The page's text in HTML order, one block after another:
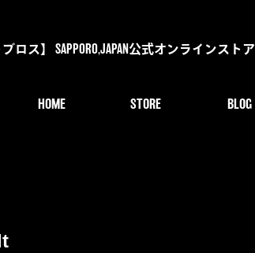
ロス】 SAPPORO,JAPAN公式オンラインストア
HOME STORE BLOG